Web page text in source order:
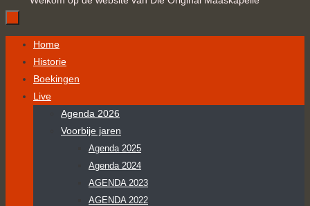
naar
inhoud
Home
Historie
Boekingen
Live
Agenda 2026
Voorbije jaren
Agenda 2025
Agenda 2024
AGENDA 2023
AGENDA 2022